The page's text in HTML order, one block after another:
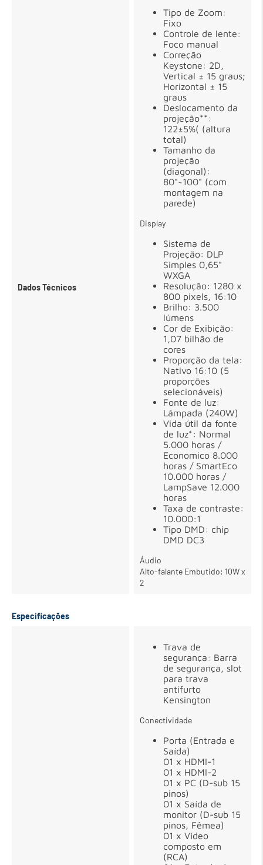
Dados Técnicos
Tipo de Zoom:
Fixo
Controle de lente:
Foco manual
Correção
Keystone: 2D,
Vertical ± 15 graus;
Horizontal ± 15
graus
Deslocamento da
projeção**:
122±5%( (altura
total)
Tamanho da
projeção
(diagonal):
80"~100" (com
montagem na
parede)
Display
Sistema de
Projeção: DLP
Simples 0,65"
WXGA
Resolução: 1280 x
800 pixels, 16:10
Brilho: 3.500
lúmens
Cor de Exibição:
1,07 bilhão de
cores
Proporção da tela:
Nativo 16:10 (5
proporções
selecionáveis)
Fonte de luz:
Lâmpada (240W)
Vida útil da fonte
de luz*: Normal
5.000 horas /
Economico 8.000
horas / SmartEco
10.000 horas /
LampSave 12.000
horas
Taxa de contraste:
10.000:1
Tipo DMD: chip
DMD DC3
Áudio
Alto-falante Embutido: 10W x
2
Especificações
Trava de
segurança: Barra
de segurança, slot
para trava
antifurto
Kensington
Conectividade
Porta (Entrada e
Saída)
01 x HDMI-1
01 x HDMI-2
01 x PC (D-sub 15
pinos)
01 x Saída de
monitor (D-sub 15
pinos, Fêmea)
01 x Vídeo
composto em
(RCA)